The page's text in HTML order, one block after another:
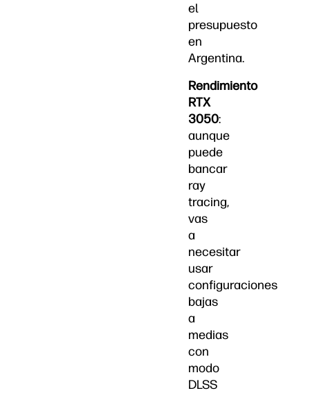
el
presupuesto
en
Argentina.
Rendimiento
RTX
3050:
aunque
puede
bancar
ray
tracing,
vas
a
necesitar
usar
configuraciones
bajas
a
medias
con
modo
DLSS